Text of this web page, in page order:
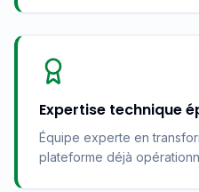
Expertise technique
Équipe experte en
plateforme déjà